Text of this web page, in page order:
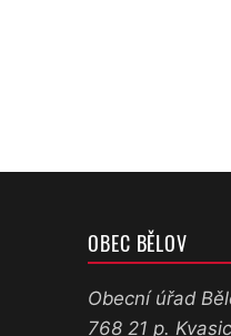
OBEC BĚLOV
Obecní úřad
768 21 p.